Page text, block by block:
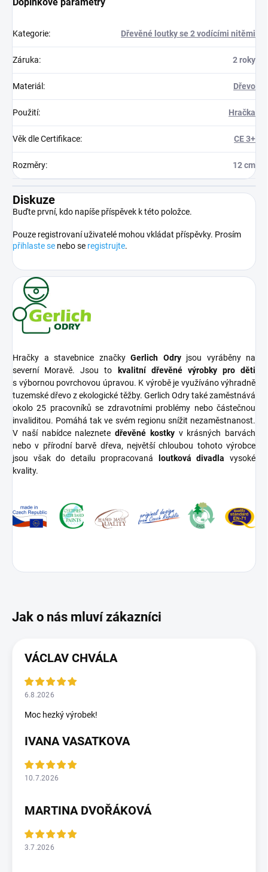
Kategorie: Dřevěné loutky se 2 vodícími nitěmi
Záruka: 2 roky
Materiál : Dřevo
Použití: Hračka
Věk dle Certifikace: CE 3+
Rozměry: 12 cm
Diskuze
Buďte první, kdo napíše příspěvek k této položce.
Pouze registrovaní uživatelé mohou vkládat příspěvky. Prosím
přihlaste se nebo se registrujte.
Hračky a stavebnice značky Gerlich Odryjsou vyráběny na
severní Moravě. Jsou to
kvalitní dřevěné výrobky pro děti
s výbornou povrchovou úpravou. K výrobě je využíváno výhradně
tuzemské dřevo z ekologické těžby. Gerlich Odry také zaměstnává
okolo 25 pracovníků se zdravotními problémy nebo částečnou
invaliditou. Pomáhá tak ve svém regionu snížit nezaměstnanost.
V naší nabídce naleznete dřevěné kostkyv krásných barvách
nebo v přírodní barvě dřeva, největší chloubou tohoto výrobce
jsou však do detailu propracovaná loutková divadla vysoké
kvality.
VÁCLAV CHVÁLA
6.8.2026
Moc hezký výrobek!
IVANA VASATKOVA
10.7.2026
MARTINA DVOŘÁKOVÁ
3.7.2026